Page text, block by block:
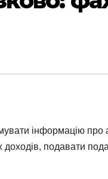
інформацію про
подавати